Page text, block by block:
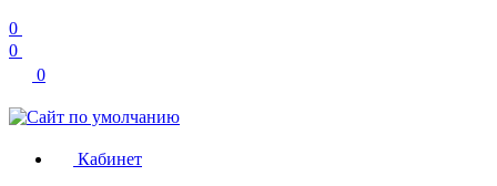
0
0
0
Кабинет